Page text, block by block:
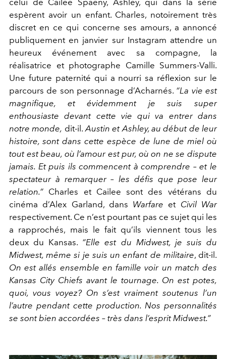
celui de Cailee Spaeny, Ashley, qui dans la série
espèrent avoir un enfant. Charles, notoirement très
discret en ce qui concerne ses amours, a annoncé
publiquement en janvier sur Instagram attendre un
heureux événement avec sa compagne, la
réalisatrice et photographe Camille Summers-Valli.
Une future paternité qui a nourri sa réflexion sur le
parcours de son personnage d’Acharnés. “La vie est
magnifique, et évidemment je suis super
enthousiaste devant cette vie qui va entrer dans
notre monde, dit-il. Austin et Ashley, au début de leur
histoire, sont dans cette espèce de lune de miel où
tout est beau, où l’amour est pur, où on ne se dispute
jamais. Et puis ils commencent à comprendre – et le
spectateur à remarquer – les défis que pose leur
relation.” Charles et Cailee sont des vétérans du
cinéma d’Alex Garland, dans Warfare et Civil War
respectivement. Ce n’est pourtant pas ce sujet qui les
a rapprochés, mais le fait qu’ils viennent tous les
deux du Kansas. “Elle est du Midwest, je suis du
Midwest, même si je suis un enfant de militaire, dit-il.
On est allés ensemble en famille voir un match des
Kansas City Chiefs avant le tournage. On est potes,
quoi, vous voyez? On s’est vraiment soutenus l’un
l’autre pendant cette production. Nos personnalités
se sont bien accordées – très dans l’esprit Midwest.”